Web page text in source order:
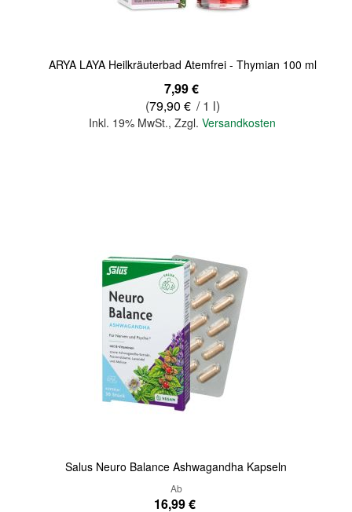
ARYA LAYA Heilkräuterbad Atemfrei - Thymian 100 ml
7,99 €
(79,90 € / 1 l)
Inkl. 19% MwSt.,Zzgl.Versandkosten
Salus Neuro Balance Ashwagandha Kapseln
Ab
16,99 €